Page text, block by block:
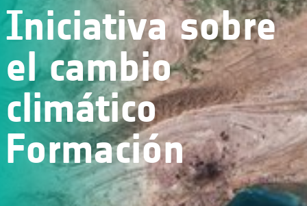
Iniciativa sobre
el cambio
climático
Formación